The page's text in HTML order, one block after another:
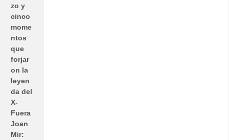
zo y
cinco
mome
ntos
que
forjar
on la
leyen
da del
X-
Fuera
Joan
Mir: